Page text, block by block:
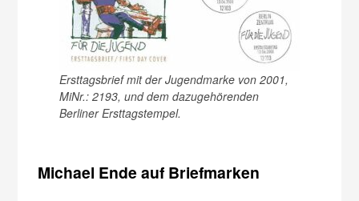
Ersttagsbrief mit der Jugendmarke von 2001,
MiNr.: 2193, und dem dazugehörenden
Berliner Ersttagstempel.
Michael Ende auf Briefmarken